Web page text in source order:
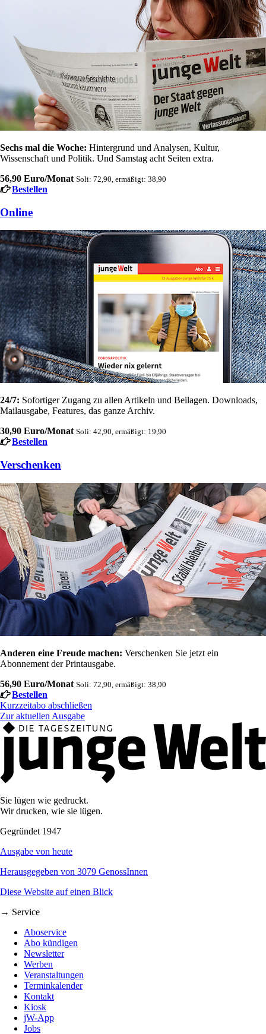
Sechs mal die Woche: Hintergrund und Analysen, Kultur,
Wissenschaft und Politik. Und Samstag acht Seiten extra.
56,90 Euro/Monat Soli: 72,90, ermäßigt: 38,90
Bestellen
Online
24/7: Sofortiger Zugang zu allen Artikeln und Beilagen. Downloads,
Mailausgabe, Features, das ganze Archiv.
30,90 Euro/Monat Soli: 42,90, ermäßigt: 19,90
Bestellen
Verschenken
Anderen eine Freude machen: Verschenken Sie jetzt ein
Abonnement der Printausgabe.
56,90 Euro/Monat Soli: 72,90, ermäßigt: 38,90
Bestellen
Kurzzeitabo abschließen
Zur aktuellen Ausgabe
Sie lügen wie gedruckt.
Wir drucken, wie sie lügen.
Gegründet 1947
Ausgabe von heute
Herausgegeben von 3079 GenossInnen
Diese Website auf einen Blick
→ Service
Aboservice
Abo kündigen
Newsletter
Werben
Veranstaltungen
Terminkalender
Kontakt
Kiosk
jW-App
Jobs